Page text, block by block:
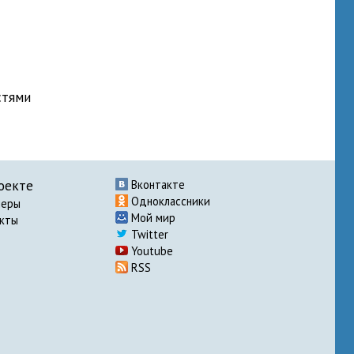
Вконтакте
Одноклассники
Мой мир
Twitter
Youtube
RSS